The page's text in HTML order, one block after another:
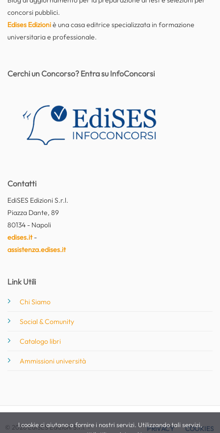
concorsi pubblici.
Edises Edizioniè una casa editrice specializzata in formazione
universitaria e professionale.
Contatti
EdiSES Edizioni S.r.l.
Piazza Dante, 89
80134 - Napoli
edises.it-
assistenza.edises.it
Link Utili
Chi Siamo
Social & Comunity
Catalogo libri
Ammissioni università
Cerchi un Concorso? Entra su InfoConcorsi
© 2026 EdiSES Edizioni S.r.l. - PRIVACY COOKIES
I cookie ci aiutano a fornire i nostri servizi. Utilizzando tali servizi,